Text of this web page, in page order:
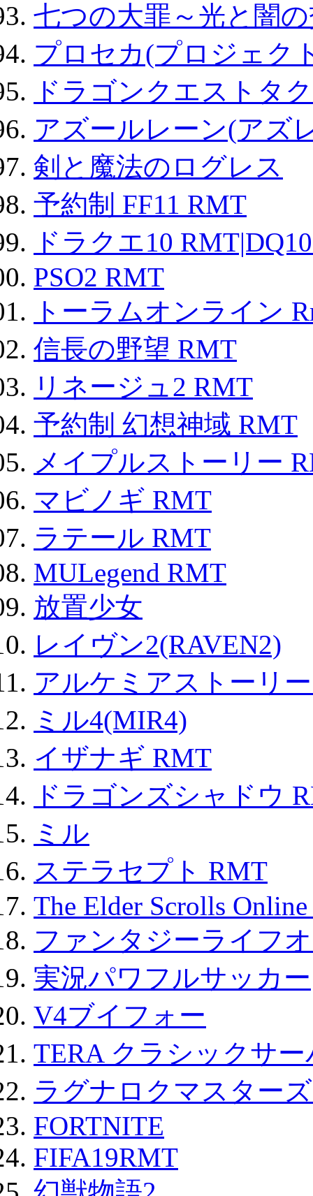
七つの大罪～光と闇
プロセカ(プロジェク
ドラゴンクエストタ
アズールレーン(アズ
剣と魔法のログレス
予約制 FF11 RMT
ドラクエ10
PSO2 RMT
トーラムオンライン
信長の野望 RMT
リネージュ2 RMT
予約制 幻想神域 RMT
メイプルストーリー
マビノギ RMT
ラテール RMT
MULegend RMT
放置少女
レイヴン2(RAVEN2)
アルケミアストーリ
ミル4(MIR4)
イザナギ RMT
ドラゴンズシャドウ
ミル
ステラセプト RMT
The Elder Scrolls
ファンタジーライフ
実況パワフルサッカー
V4ブイフォー
TERA クラシックサ
ラグナロクマスター
FORTNITE
FIFA19RMT